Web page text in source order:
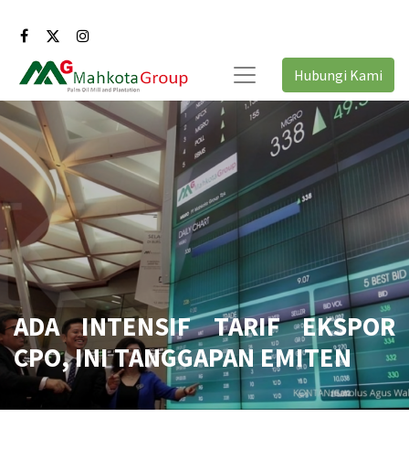
Hubungi Kami
ADA INTENSIF TARIF EKSPOR
CPO, INI TANGGAPAN EMITEN